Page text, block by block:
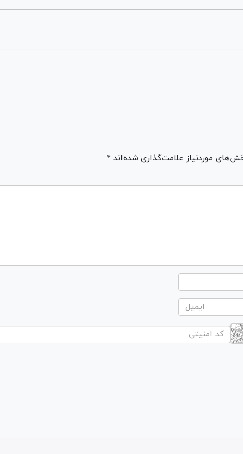
موردنیاز علامت‌گذاری شده‌اند *